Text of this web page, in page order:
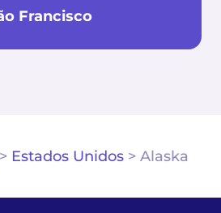
Francisco
> Estados Unidos > Alaska